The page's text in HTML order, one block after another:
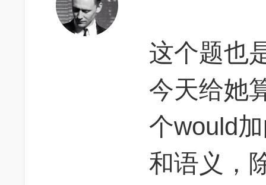
这个题也
今天给她
个would
和语义，